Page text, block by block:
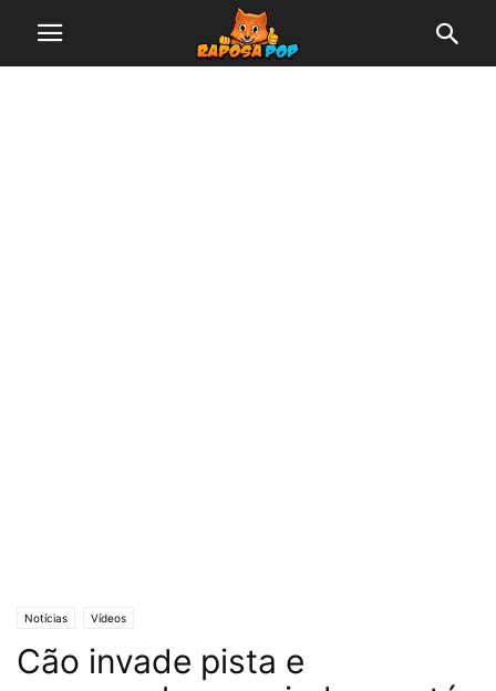
Notícias Vídeos
Cão invade pista e